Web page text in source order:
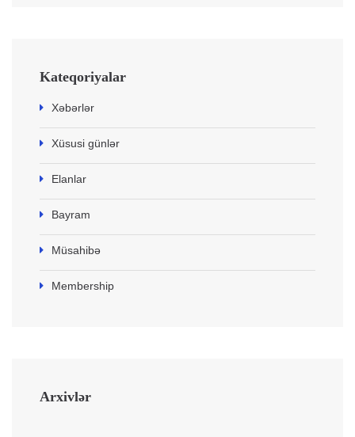
Kateqoriyalar
Xəbərlər
Xüsusi günlər
Elanlar
Bayram
Müsahibə
Membership
Arxivlər